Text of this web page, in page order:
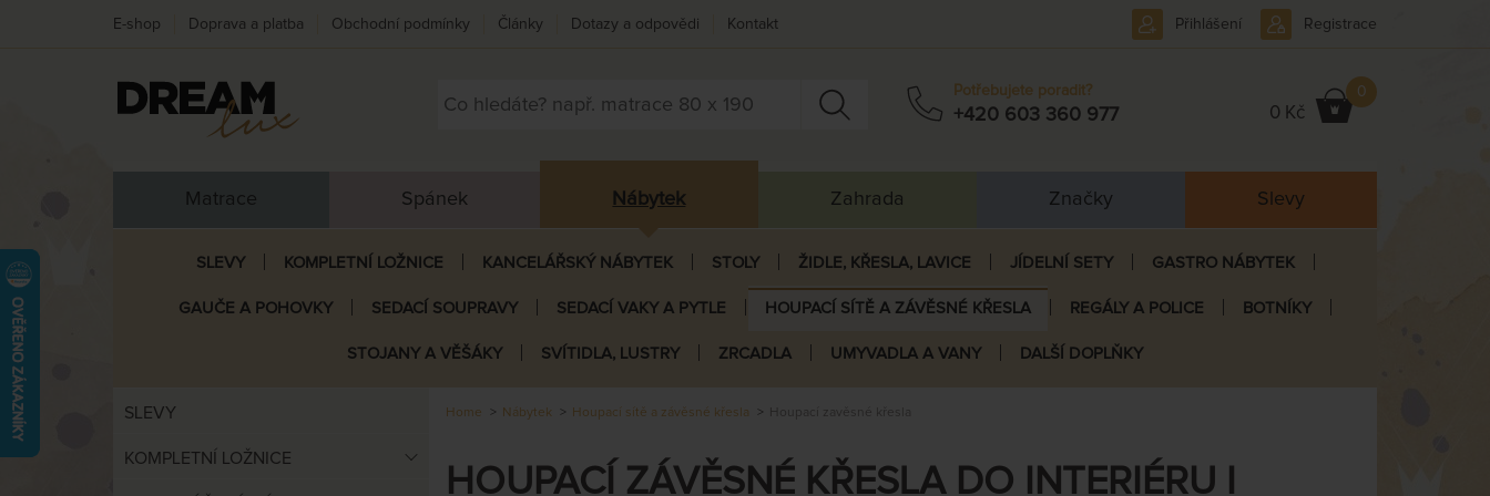
Potřebujete poradit?
+420 603 360 977 0 Kč
0
Přihlášení Registrace
Matrace Spánek Nábytek Zahrada Značky Slevy
SLEVY KOMPLETNÍ LOŽNICE KANCELÁŘSKÝ NÁBYTEK STOLY ŽIDLE, KŘESLA, LAVICE JÍDELNÍ SETY GASTRO NÁBYTEK
GAUČE A POHOVKY SEDACÍ SOUPRAVY SEDACÍ VAKY A PYTLE HOUPACÍ SÍTĚ A ZÁVĚSNÉ KŘESLA REGÁLY A POLICE BOTNÍKY
STOJANY A VĚŠÁKY SVÍTIDLA, LUSTRY ZRCADLA UMYVADLA A VANY DALŠÍ DOPLŇKY
E-shop Doprava a platba Obchodní podmínky Články Dotazy a odpovědi Kontakt
SLEVY
KOMPLETNÍ LOŽNICE
Home Nábytek Houpací sítě a závěsné křesla Houpací zavěsné křesla
HOUPACÍ ZÁVĚSNÉ KŘESLA DO INTERIÉRU I